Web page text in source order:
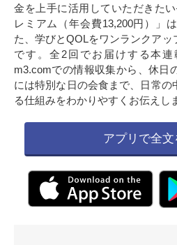
金を上手に活用していただきた
レミアム（年会費13,200円）」
た、学びとQOLをワンランクアッ
です。全2回でお届けする本
m3.comでの情報収集から、休日
には特別な日の会食まで、日常の
る仕組みをわかりやすくお伝えし
アプリで全文